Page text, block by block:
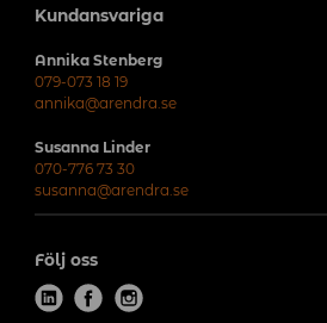
Kundansvariga
Annika Stenberg
079-073 18 19
annika@arendra.se
Susanna Linder
070-776 73 30
susanna@arendra.se
Följ oss
l
f
i